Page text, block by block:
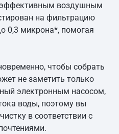
воздушным
на фильтрацию
0,3 микрона*, помогая
чтобы собрать
не заметить только
электронным насосом,
воды, поэтому вы
в соответствии с